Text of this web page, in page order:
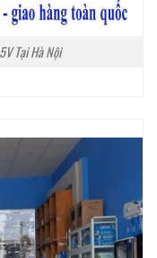
Tại Hà Nội